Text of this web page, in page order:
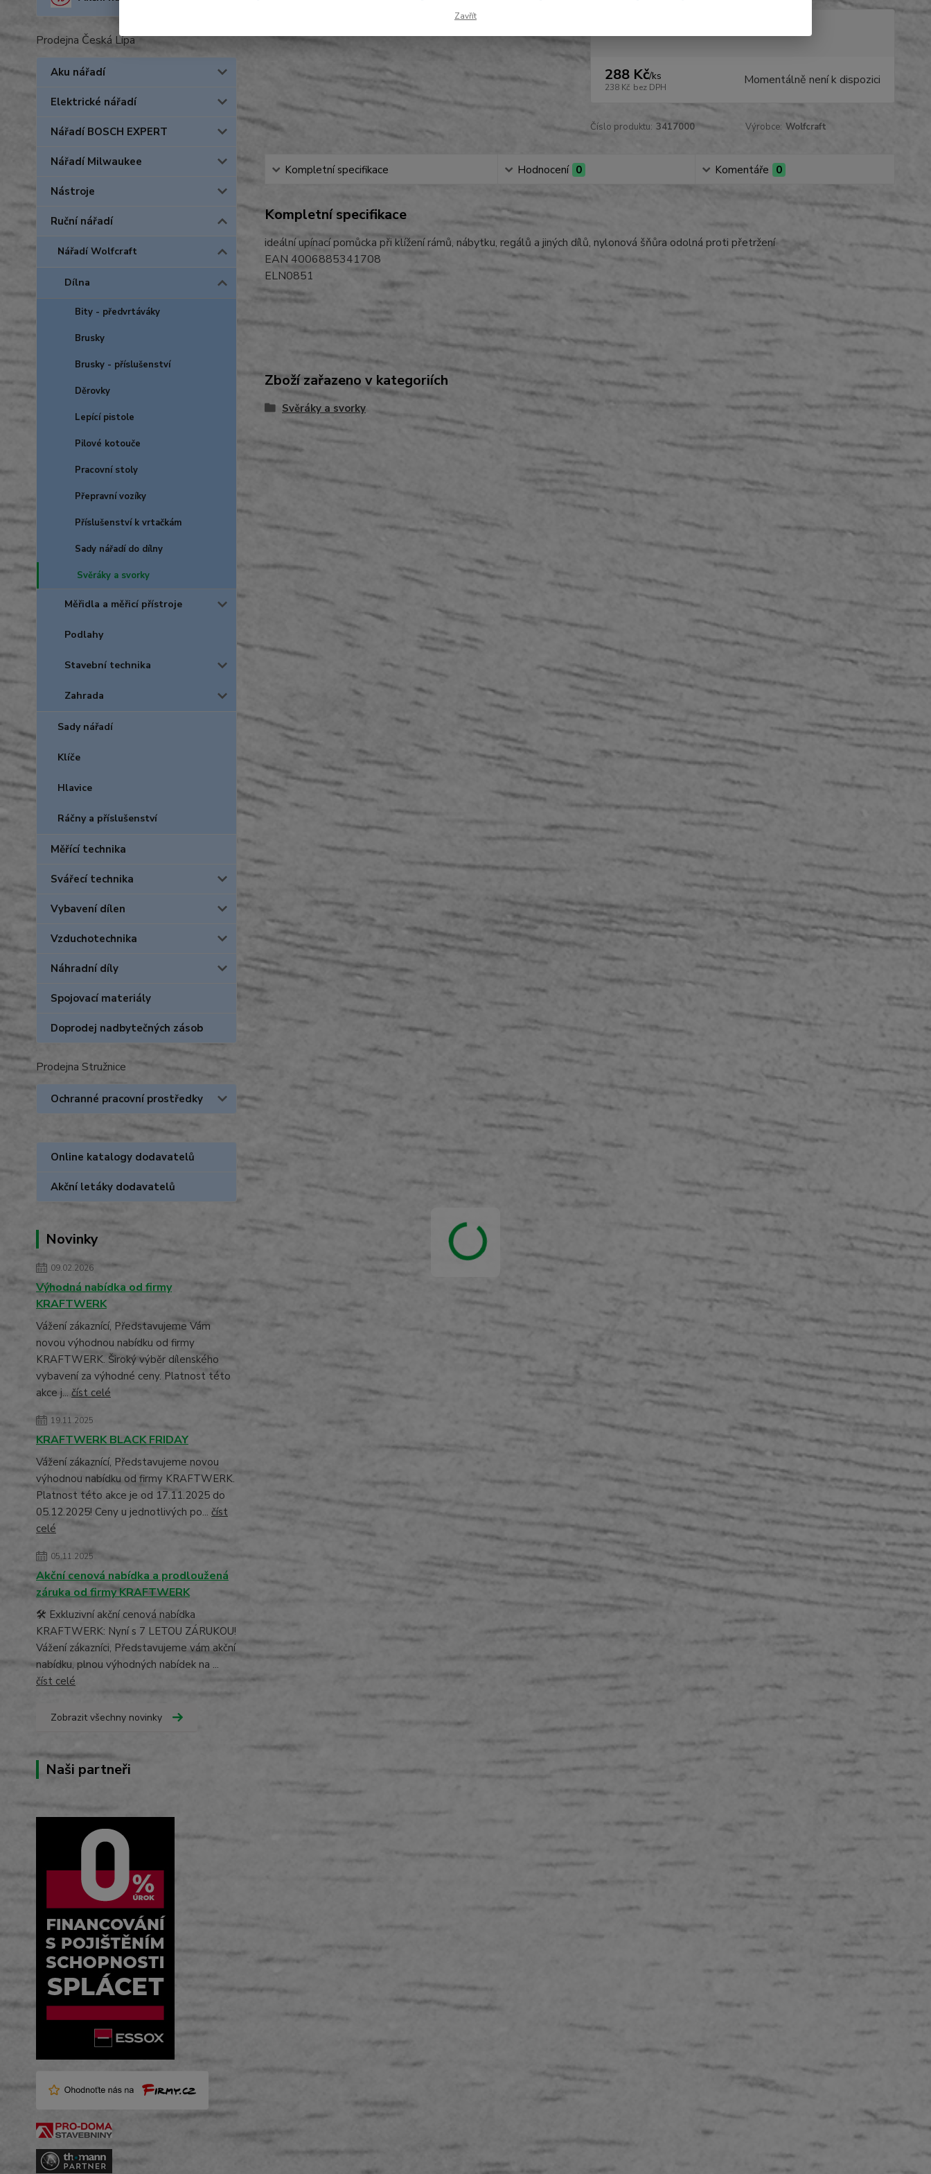
Prodejna Česká Lípa
Aku nářadí
Elektrické nářadí
Nářadí BOSCH EXPERT
Nářadí Milwaukee
Nástroje
Ruční nářadí
Nářadí Wolfcraft
Dílna
Bity - předvrtáváky
Brusky
Brusky - příslušenství
Děrovky
Lepící pistole
Pilové kotouče
Pracovní stoly
Přepravní vozíky
Příslušenství k vrtačkám
Sady nářadí do dílny
Svěráky a svorky
Měřidla a měřicí přístroje
Podlahy
Stavební technika
Zahrada
Sady nářadí
Klíče
Hlavice
Ráčny a příslušenství
Měřící technika
Svářecí technika
Vybavení dílen
Vzduchotechnika
Náhradní díly
Spojovací materiály
Doprodej nadbytečných zásob
Prodejna Stružnice
Ochranné pracovní prostředky
Online katalogy dodavatelů
Akční letáky dodavatelů
Novinky
09.02.2026
Výhodná nabídka od firmy
KRAFTWERK
Vážení zákaznící, Představujeme Vám
novou výhodnou nabídku od firmy
KRAFTWERK. Široký výběr dílenského
vybavení za výhodné ceny. Platnost této
akce j... číst celé
19.11.2025
KRAFTWERK BLACK FRIDAY
Vážení zákaznící, Představujeme novou
výhodnou nabídku od firmy KRAFTWERK.
Platnost této akce je od 17.11.2025 do
05.12.2025! Ceny u jednotlivých po... číst
celé
05.11.2025
Akční cenová nabídka a prodloužená
záruka od firmy KRAFTWERK
🛠️ Exkluzivní akční cenová nabídka
KRAFTWERK: Nyní s 7 LETOU ZÁRUKOU!
Vážení zákazníci, Představujeme vám akční
nabídku, plnou výhodných nabídek na ...
číst celé
Zobrazit všechny novinky
Naši partneři
288 Kč/ks
238 Kč bez DPH Momentálně není k dispozici
Číslo produktu: 3417000 Výrobce: Wolfcraft
Kompletní specifikace Hodnocení 0 Komentáře 0
Kompletní specifikace
ideální upínací pomůcka při klížení rámů, nábytku, regálů a jiných dílů, nylonová šňůra odolná proti přetržení
EAN 4006885341708
ELN0851
Zboží zařazeno v kategoriích
Svěráky a svorky
Zavřít